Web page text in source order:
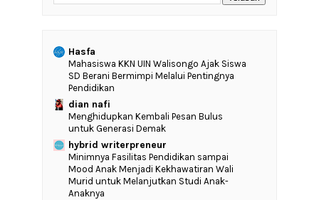
Hasfa
Mahasiswa KKN UIN Walisongo Ajak Siswa
SD Berani Bermimpi Melalui Pentingnya
Pendidikan
dian nafi
Menghidupkan Kembali Pesan Bulus
untuk Generasi Demak
hybrid writerpreneur
‎Minimnya Fasilitas Pendidikan sampai
Mood Anak Menjadi Kekhawatiran Wali
Murid untuk Melanjutkan Studi Anak-
Anaknya